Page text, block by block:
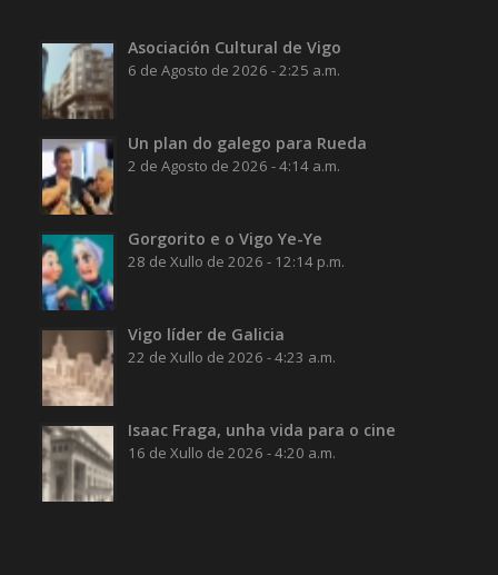
Asociación Cultural de Vigo
6 de Agosto de 2026 - 2:25 a.m.
Un plan do galego para Rueda
2 de Agosto de 2026 - 4:14 a.m.
Gorgorito e o Vigo Ye-Ye
28 de Xullo de 2026 - 12:14 p.m.
Vigo líder de Galicia
22 de Xullo de 2026 - 4:23 a.m.
Isaac Fraga, unha vida para o cine
16 de Xullo de 2026 - 4:20 a.m.